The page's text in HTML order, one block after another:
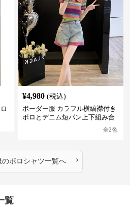
¥4,980 (税込)
ボーダー服 カラフル横縞襟付き
ポロとデニム短パン上下組み合
全2色
のポロシャツ一覧へ ›
覧